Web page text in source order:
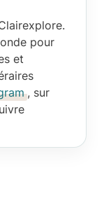
pour
et
, sur